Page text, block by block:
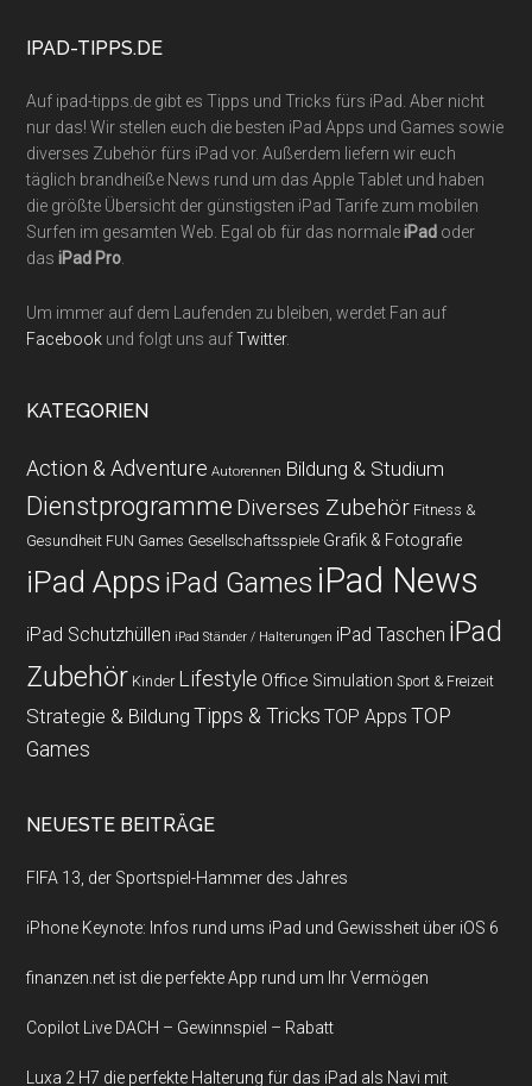
IPAD-TIPPS.DE
Auf ipad-tipps.de gibt es Tipps und Tricks fürs iPad. Aber nicht
nur das! Wir stellen euch die besten iPad Apps und Games sowie
diverses Zubehör fürs iPad vor. Außerdem liefern wir euch
täglich brandheiße News rund um das Apple Tablet und haben
die größte Übersicht der günstigsten iPad Tarife zum mobilen
Surfen im gesamten Web. Egal ob für das normaleiPad oder
dasiPad Pro
Um immer auf dem Laufenden zu bleiben, werdet Fan auf
Facebook und folgt uns aufTwitter.
KATEGORIEN
Action & Adventure Autorennen Bildung & Studium
Dienstprogramme Diverses Zubehör Fitness &
Gesundheit FUN Games Gesellschaftsspiele Grafik & Fotografie
iPad Apps iPad Games iPad News
iPad Schutzhüllen iPad Ständer / Halterungen iPad Taschen iPad
Zubehör Kinder Lifestyle Office Simulation Sport & Freizeit
Strategie & Bildung Tipps & Tricks TOP Apps TOP
Games
NEUESTE BEITRÄGE
FIFA 13, der Sportspiel-Hammer des Jahres
iPhone Keynote: Infos rund ums iPad und Gewissheit über iOS 6
finanzen.net ist die perfekte App rund um Ihr Vermögen
Copilot Live DACH – Gewinnspiel – Rabatt
Luxa 2 H7 die perfekte Halterung für das iPad als Navi mit